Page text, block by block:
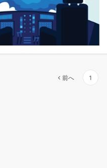
前へ 1